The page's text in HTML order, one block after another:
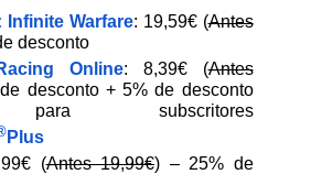
Infinite Warfare: 19,59€ (Antes
desconto
Online: 8,39€ (Antes
desconto + 5% de desconto
para subscritores
Plus
(Antes 19,99€) – 25% de